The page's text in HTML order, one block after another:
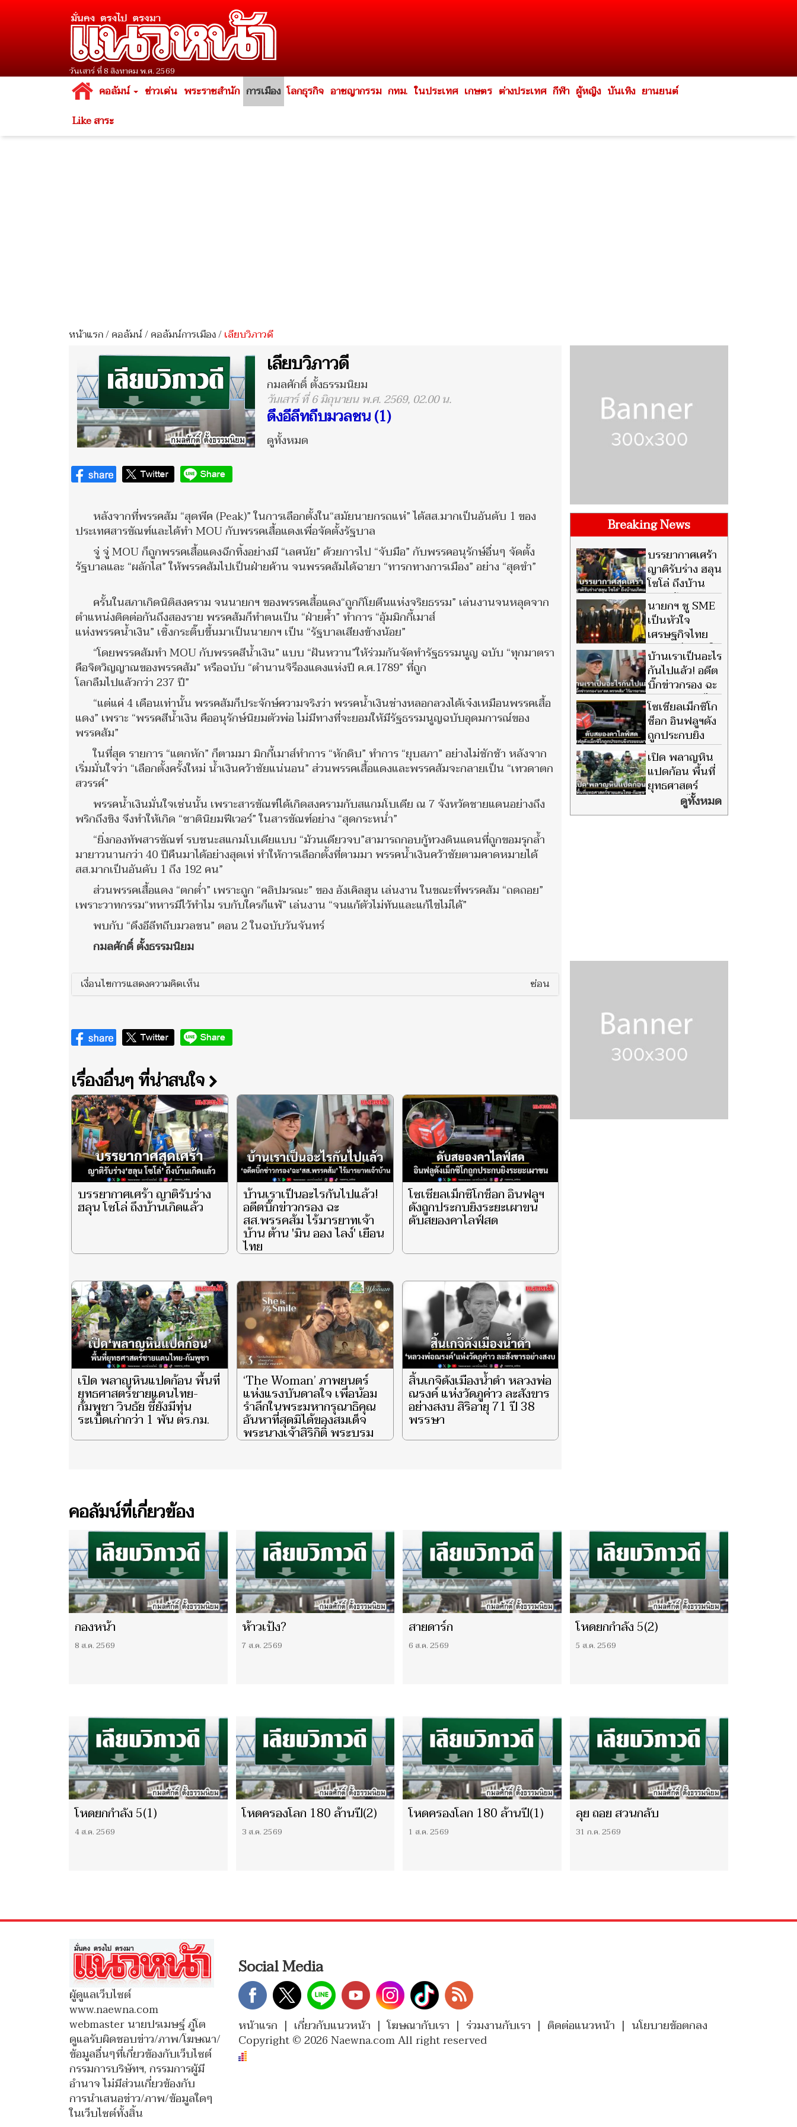
วันเสาร์ ที่ 8 สิงหาคม พ.ศ. 2569
คอลัมน์ ข่าวเด่น พระราชสำนัก การเมือง โลกธุรกิจ อาชญากรรม กทม. ในประเทศ เกษตร ต่างประเทศ กีฬา ผู้หญิง บันเทิง ยานยนต์
Like สาระ
หน้าแรก/คอลัมน์/คอลัมน์การเมือง/เลียบวิภาวดี
เลียบวิภาวดี
กมลศักดิ์ ตั้งธรรมนิยม
วันเสาร์ ที่ 6 มิถุนายน พ.ศ. 2569, 02.00 น.
ดึงอีลีทถีบมวลชน (1)
ดูทั้งหมด
หลังจากที่พรรคส้ม “สุดพีค (Peak)” ในการเลือกตั้งใน“สมัยนายกรถแห่” ได้สส.มากเป็นอันดับ 1 ของ
ประเทศสารขัณฑ์และได้ทำ MOU กับพรรคเสื้อแดงเพื่อจัดตั้งรัฐบาล
จู่ จู่ MOU ก็ถูกพรรคเสื้อแดงฉีกทิ้งอย่างมี “เลศนัย” ด้วยการไป “จับมือ” กับพรรคอนุรักษ์อื่นๆ จัดตั้ง
รัฐบาลและ “ผลักไส” ให้พรรคส้มไปเป็นฝ่ายค้าน จนพรรคส้มได้ฉายา “ทารกทางการเมือง” อย่าง “สุดขำ”
ครั้นในสภาเกิดนิติสงคราม จนนายกฯ ของพรรคเสื้อแดง“ถูกกิโยตีนแห่งจริยธรรม” เล่นงานจนหลุดจาก
ตำแหน่งติดต่อกันถึงสองราย พรรคส้มก็ทำตนเป็น “ฝ่ายค้ำ” ทำการ “อุ้มมิกกี้เมาส์
แห่งพรรคน้ำเงิน” เซิ้งกระติ๊บขึ้นมาเป็นนายกฯ เป็น “รัฐบาลเสียงข้างน้อย”
“โดยพรรคส้มทำ MOU กับพรรคสีน้ำเงิน” แบบ “ฝันหวาน”ให้ร่วมกันจัดทำรัฐธรรมนูญ ฉบับ “ทุกมาตรา
คือจิตวิญญาณของพรรคส้ม” หรือฉบับ “ตำนานจิร็องแดงแห่งปี ค.ศ.1789” ที่ถูก
โลกลืมไปแล้วกว่า 237 ปี”
“แต่แค่ 4 เดือนเท่านั้น พรรคส้มก็ประจักษ์ความจริงว่า พรรคน้ำเงินช่างหลอกลวงได้เจ๋งเหมือนพรรคเสื้อ
แดง” เพราะ “พรรคสีน้ำเงิน คืออนุรักษ์นิยมตัวพ่อ ไม่มีทางที่จะยอมให้มีรัฐธรรมนูญฉบับอุดมการณ์ของ
พรรคส้ม”
ในที่สุด รายการ “แตกหัก” ก็ตามมา มิกกี้เมาส์ทำการ “หักดิบ” ทำการ “ยุบสภา” อย่างไม่ชักช้า หลังจาก
เริ่มมั่นใจว่า “เลือกตั้งครั้งใหม่ น้ำเงินคว้าชัยแน่นอน” ส่วนพรรคเสื้อแดงและพรรคส้มจะกลายเป็น “เทวดาตก
สวรรค์”
พรรคน้ำเงินมั่นใจเช่นนั้น เพราะสารขัณฑ์ได้เกิดสงครามกับสแกมโบเดีย ณ 7 จังหวัดชายแดนอย่างถึง
พริกถึงขิง จึงทำให้เกิด “ชาตินิยมฟีเวอร์” ในสารขัณฑ์อย่าง “สุดกระหน่ำ”
“ยิ่งกองทัพสารขัณฑ์ รบชนะสแกมโบเดียแบบ “ม้วนเดียวจบ”สามารถกอบกู้ทวงดินแดนที่ถูกขอมรุกล้ำ
มายาวนานกว่า 40 ปีคืนมาได้อย่างสุดเท่ ทำให้การเลือกตั้งที่ตามมา พรรคน้ำเงินคว้าชัยตามคาดหมายได้
สส.มากเป็นอันดับ 1 ถึง 192 คน”
ส่วนพรรคเสื้อแดง “ตกต่ำ” เพราะถูก “คลิปมรณะ” ของ อังเคิลฮุน เล่นงาน ในขณะที่พรรคส้ม “ถดถอย”
เพราะวาทกรรม“ทหารมีไว้ทำไม รบกับใครก็แพ้” เล่นงาน “จนแก้ตัวไม่ทันและแก้ไขไม่ได้”
พบกับ “ดึงอีลีทถีบมวลชน” ตอน 2 ในฉบับวันจันทร์
กมลศักดิ์ ตั้งธรรมนิยม
เงื่อนไขการแสดงความคิดเห็น ซ่อน
เรื่องอื่นๆ ที่น่าสนใจ
บรรยากาศเศร้า ญาติรับร่าง
ฮลุน โซโล่ ถึงบ้านเกิดแล้ว
บ้านเราเป็นอะไรกันไปแล้ว!
อดีตบิ๊กข่าวกรอง ฉะ
สส.พรรคส้ม ไร้มารยาทเจ้า
บ้าน ต้าน 'มิน ออง ไลง์' เยือน
ไทย
โซเชียลเม็กซิโกช็อก อินฟลูฯ
ดังถูกประกบยิงระยะเผาขน
ดับสยองคาไลฟ์สด
เปิด พลาญหินแปดก้อน พื้นที่
ยุทธศาสตร์ชายแดนไทย-
กัมพูชา วินธัย ชี้ยังมีทุ่น
ระเบิดเก่ากว่า 1 พัน ตร.กม.
‘The Woman’ ภาพยนตร์
แห่งแรงบันดาลใจ เพื่อน้อม
รำลึกในพระมหากรุณาธิคุณ
อันหาที่สุดมิได้ของสมเด็จ
พระนางเจ้าสิริกิติ์ พระบรม
ราชินีนาถ พระบรมราชชนนี
สิ้นเกจิดังเมืองน้ำดำ หลวงพ่อ
ณรงค์ แห่งวัดภูค่าว ละสังขาร
อย่างสงบ สิริอายุ 71 ปี 38
พรรษา
Breaking News
บรรยากาศเศร้า
ญาติรับร่าง ฮลุน
โซโล่ ถึงบ้าน
เกิดแล้ว
นายกฯ ชู SME
เป็นหัวใจ
เศรษฐกิจไทย
พร้อมเป็น ลมใต้
ปีก ยกระดับขีดความสามารถ
แข่งขันเติบโตยั่งยืน
บ้านเราเป็นอะไร
กันไปแล้ว! อดีต
บิ๊กข่าวกรอง ฉะ
สส.พรรคส้ม ไร้
มารยาทเจ้าบ้าน ต้าน 'มิน ออง
ไลง์' เยือนไทย
โซเชียลเม็กซิโก
ช็อก อินฟลูฯดัง
ถูกประกบยิง
ระยะเผาขน ดับ
สยองคาไลฟ์สดเปิด พลาญหิน
แปดก้อน พื้นที่
ยุทธศาสตร์
ชายแดนไทย-
กัมพูชา วินธัย ชี้ยังมีทุ่นระเบิด
ดูทั้งหมด
คอลัมน์ที่เกี่ยวข้อง
กองหน้า
8 ส.ค. 2569
ห้าวเป้ง?
7 ส.ค. 2569
สายดาร์ก
6 ส.ค. 2569
โหดยกกำลัง 5(2)
5 ส.ค. 2569
โหดยกกำลัง 5(1)
4 ส.ค. 2569
โหดครองโลก 180 ล้านปี(2)
3 ส.ค. 2569
โหดครองโลก 180 ล้านปี(1)
1 ส.ค. 2569
ลุย ถอย สวนกลับ
31 ก.ค. 2569
ผู้ดูแลเว็บไซต์
www.naewna.com
webmaster นายปรเมษฐ์ ภู่โต
ดูแลรับผิดชอบข่าว/ภาพ/โฆษณา/
ข้อมูลอื่นๆที่เกี่ยวข้องกับเว็บไซต์
กรรมการบริษัทฯ, กรรมการผู้มี
อำนาจ ไม่มีส่วนเกี่ยวข้องกับ
การนำเสนอข่าว/ภาพ/ข้อมูลใดๆ
ในเว็บไซต์ทั้งสิ้น
Social Media
หน้าแรก | เกี่ยวกับแนวหน้า | โฆษณากับเรา | ร่วมงานกับเรา | ติดต่อแนวหน้า | นโยบายข้อตกลง
Copyright © 2026 Naewna.com All right reserved